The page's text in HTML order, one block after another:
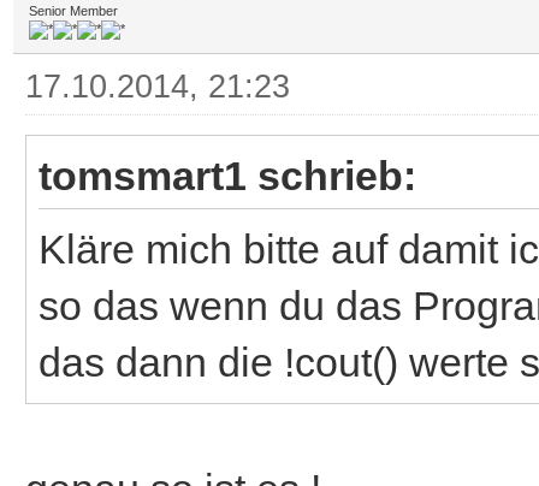
Senior Member
17.10.2014, 21:23
tomsmart1 schrieb:
Kläre mich bitte auf damit
so das wenn du das
das dann die !cout() werte